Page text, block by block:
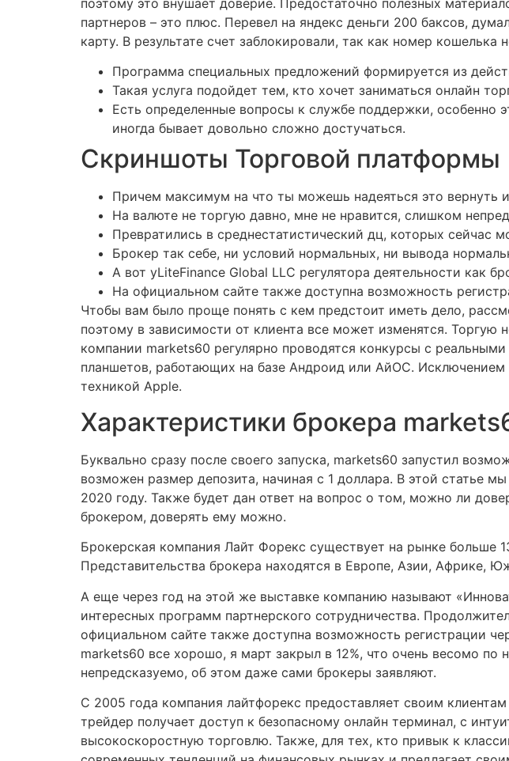
партнеров – это плюс. Перевел на яндекс деньги 200 баксов,
карту. В результате счет заблокировали, так как номер кошелька
Программа специальных предложений формируется из
Такая услуга подойдет тем, кто хочет заниматься онлайн
Есть определенные вопросы к службе поддержки, особенно
иногда бывает довольно сложно достучаться.
Скриншоты Торговой платформы
Причем максимум на что ты можешь надеяться это вернуть
На валюте не торгую давно, мне не нравится, слишком
Превратились в среднестатистический дц, которых сейчас
Брокер так себе, ни условий нормальных, ни вывода
А вот уLiteFinance Global LLC регулятора деятельности как
На официальном сайте также доступна возможность
Чтобы вам было проще понять с кем предстоит иметь дело,
поэтому в зависимости от клиента все может изменятся.
компании markets60 регулярно проводятся конкурсы с
планшетов, работающих на базе Андроид или АйОС. Исключением
техникой Apple.
Характеристики брокера
Буквально сразу после своего запуска, markets60 запустил
возможен размер депозита, начиная с 1 доллара. В этой статье
2020 году. Также будет дан ответ на вопрос о том, можно ли
брокером, доверять ему можно.
Брокерская компания Лайт Форекс существует на рынке больше
Представительства брокера находятся в Европе, Азии, Африке,
А еще через год на этой же выставке компанию называют
интересных программ партнерского сотрудничества.
официальном сайте также доступна возможность регистрации
markets60 все хорошо, я март закрыл в 12%, что очень весомо
непредсказуемо, об этом даже сами брокеры заявляют.
С 2005 года компания лайтфорекс предоставляет своим
трейдер получает доступ к безопасному онлайн терминал, с
высокоскоростную торговлю. Также, для тех, кто привык к